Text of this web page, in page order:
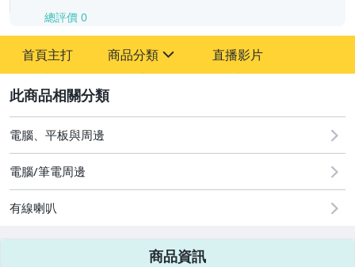
總評價 0
首頁主打 商品分類
古董、藝術與礦石
手機、配件與通訊
直播影片
電腦、平板與周邊
電腦/筆電周邊
有線喇叭
商品資訊